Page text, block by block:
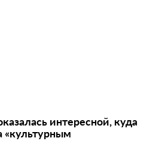
интересной, куда
«культурным